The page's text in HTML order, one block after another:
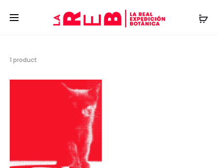
1 product
single